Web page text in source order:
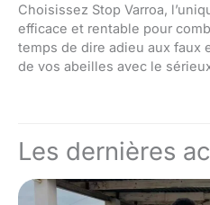
Choisissez Stop Varroa,
efficace et rentable pour
temps de dire adieu aux faux
de vos abeilles avec le
Les dernières